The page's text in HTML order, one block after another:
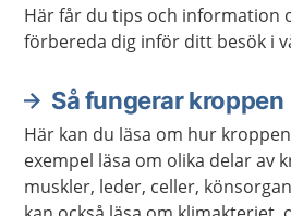
Här får du tips och information
förbereda dig inför ditt besök i
Så fungerar kroppen
Här kan du läsa om hur
exempel läsa om olika delar av
muskler, leder, celler,